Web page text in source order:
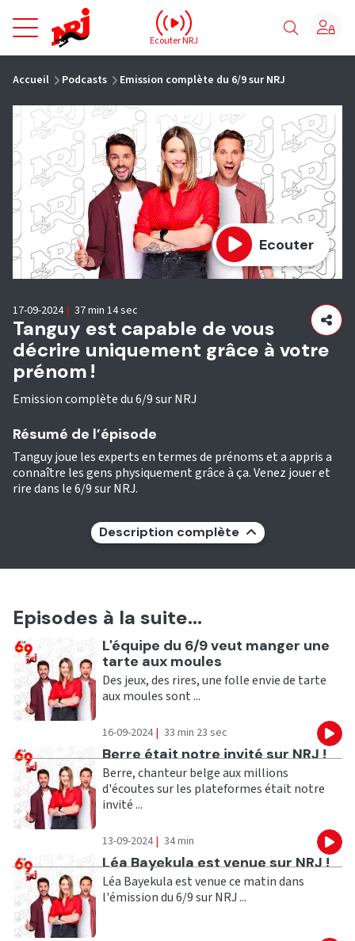
NRJ - Accueil
Ecouter NRJ
Accueil Podcasts Emission complète du 6/9 sur NRJ
Ecouter
Tanguy est capable de vous
décrire uniquement grâce à votre
prénom !
Emission complète du 6/9 sur NRJ
17-09-2024 | 37 min 14 sec
Résumé de l’épisode
Tanguy joue les experts en termes de prénoms et a appris a
connaître les gens physiquement grâce à ça. Venez jouer et
rire dans le 6/9 sur NRJ.
Description complète
Episodes à la suite...
Ecouter
L'équipe du 6/9 veut manger une
tarte aux moules
Des jeux, des rires, une folle envie de tarte
aux moules sont ...
16-09-2024 | 33 min 23 sec
Ecouter
Berre était notre invité sur NRJ !
Berre, chanteur belge aux millions
d'écoutes sur les plateformes était notre
invité ...
13-09-2024 | 34 min
Ecouter
Léa Bayekula est venue sur NRJ !
Léa Bayekula est venue ce matin dans
l'émission du 6/9 sur NRJ ...